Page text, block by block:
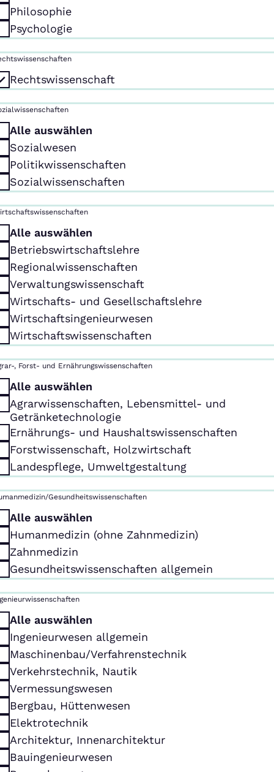
Philosophie
Psychologie
Rechtswissenschaft
Alle auswählen
Sozialwesen
Politikwissenschaften
Sozialwissenschaften
Alle auswählen
Betriebswirtschaftslehre
Regionalwissenschaften
Verwaltungswissenschaft
Wirtschafts- und Gesellschaftslehre
Wirtschaftsingenieurwesen
Wirtschaftswissenschaften
, Forst- und Ernährungswissenschaften
Alle auswählen
Agrarwissenschaften, Lebensmittel- und
Getränketechnologie
Ernährungs- und Haushaltswissenschaften
Forstwissenschaft, Holzwirtschaft
Landespflege, Umweltgestaltung
Gesundheitswissenschaften
Alle auswählen
Humanmedizin (ohne Zahnmedizin)
Zahnmedizin
Gesundheitswissenschaften allgemein
Alle auswählen
Ingenieurwesen allgemein
Maschinenbau/Verfahrenstechnik
Verkehrstechnik, Nautik
Vermessungswesen
Bergbau, Hüttenwesen
Elektrotechnik
Architektur, Innenarchitektur
Bauingenieurwesen